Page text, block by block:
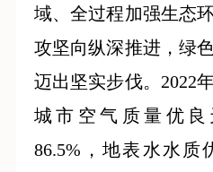
域、全过程加强生态
攻坚向纵深推进，绿
迈出坚实步伐。2022
城市空气质量优
86.5%，地表水水质